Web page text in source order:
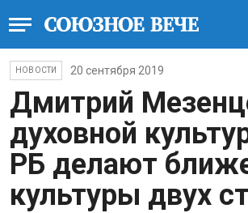
НОВОСТИ 20 сентября 2019
Дмитрий
духовной
РБ делают
культуры двух